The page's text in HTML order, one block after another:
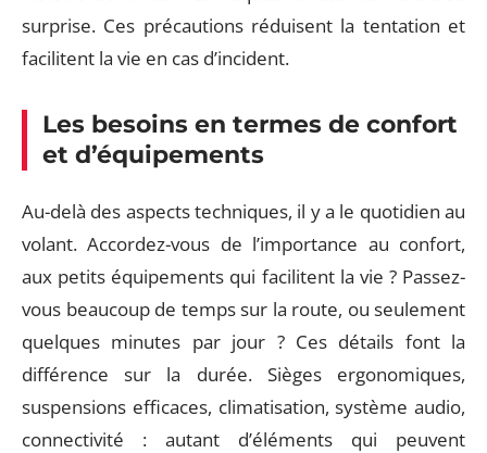
surprise. Ces précautions réduisent la tentation et
facilitent la vie en cas d’incident.
Les besoins en termes de confort
et d’équipements
Au-delà des aspects techniques, il y a le quotidien au
volant. Accordez-vous de l’importance au confort,
aux petits équipements qui facilitent la vie ? Passez-
vous beaucoup de temps sur la route, ou seulement
quelques minutes par jour ? Ces détails font la
différence sur la durée. Sièges ergonomiques,
suspensions efficaces, climatisation, système audio,
connectivité : autant d’éléments qui peuvent